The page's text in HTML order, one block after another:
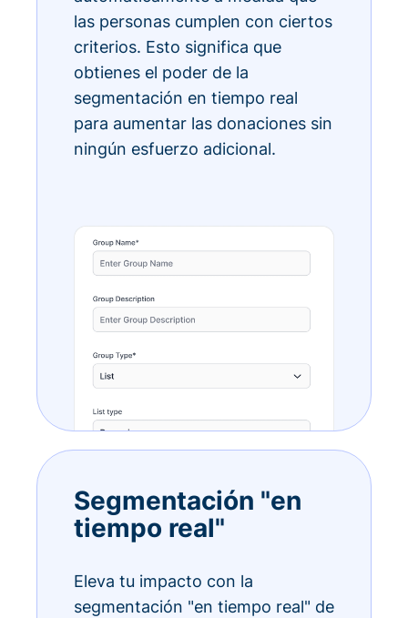
las personas cumplen con ciertos
criterios. Esto significa que
obtienes el poder de la
segmentación en tiempo real
para aumentar las donaciones sin
ningún esfuerzo adicional.
Segmentación "en
tiempo real"
Eleva tu impacto con la
segmentación "en tiempo real" de